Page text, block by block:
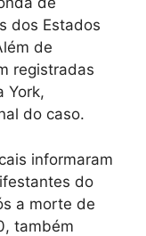
dos Estados
de
registradas
York,
do caso.
informaram
do
a morte de
também